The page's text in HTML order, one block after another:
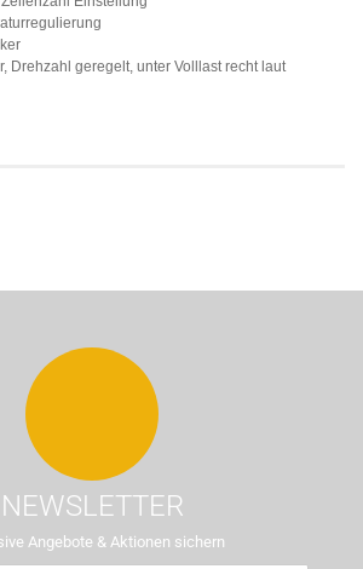
Drehzahl geregelt, unter Volllast recht laut
NEWSLETTER
Angebote & Aktionen sichern